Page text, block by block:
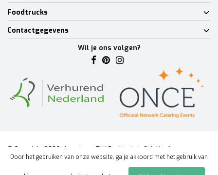
Foodtrucks
Contactgegevens
Wil je ons volgen?
© Copyright 2026 - Lumineux BV | Realisatie
InStijl Media
Algemene voorwaarden|Disclaimer|Privacy Policy|Sitemap |
Door het gebruiken van onze website, ga je akkoord met het gebruik van